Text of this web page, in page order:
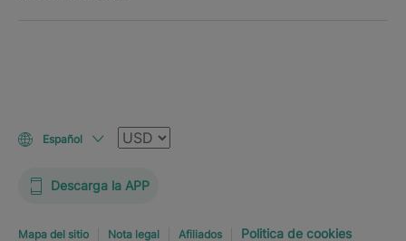
Español Moneda
Descarga la APP
Mapa del sitio Nota legal Afiliados Politica de cookies